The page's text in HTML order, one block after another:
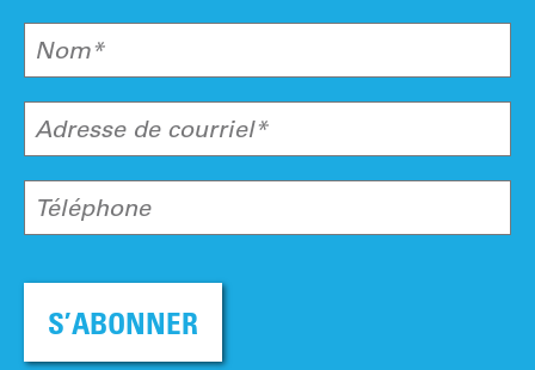
Nom*
Adresse de courriel*
Téléphone
S’ABONNER